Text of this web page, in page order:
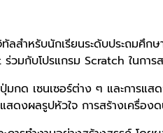
ทัลสำหรับนักเรียนระดับประถ
กับโปรแกรม Scratch ในการ
กด เซนเซอร์ต่าง ๆ และการแ
ดงผลรูปหัวใจ การสร้างเครื่